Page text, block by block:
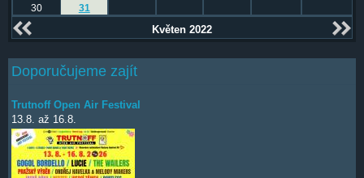
30
31
Květen 2022
Doporučujeme zajít
Trutnoff Open Air Festival
13.8. až 16.8.